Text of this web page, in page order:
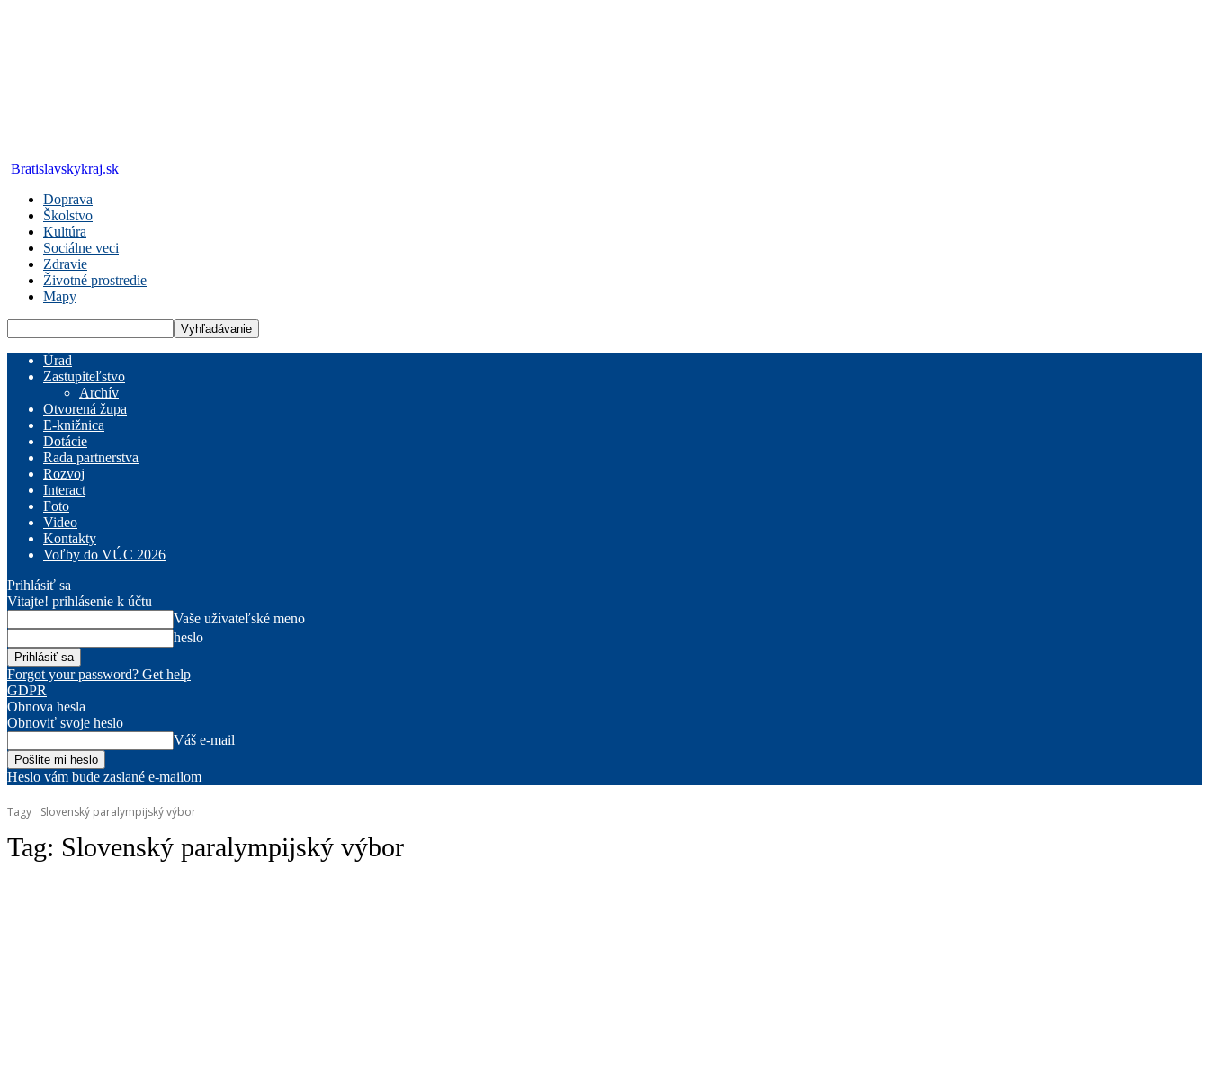
Bratislavskykraj.sk
Doprava
Školstvo
Kultúra
Sociálne veci
Zdravie
Životné prostredie
Mapy
Úrad
Zastupiteľstvo
Archív
Otvorená župa
E-knižnica
Dotácie
Rada partnerstva
Rozvoj
Interact
Foto
Video
Kontakty
Voľby do VÚC 2026
Prihlásiť sa
Vitajte! prihlásenie k účtu
Vaše užívateľské meno
heslo
Forgot your password? Get help
GDPR
Obnova hesla
Obnoviť svoje heslo
Váš e-mail
Heslo vám bude zaslané e-mailom
Tagy Slovenský paralympijský výbor
Tag: Slovenský paralympijský výbor